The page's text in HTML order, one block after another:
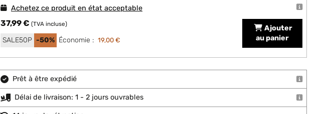
Achetez ce produit en état acceptable
37,99 € (TVA incluse)
SALE50P -50% Économie : 19,00 €
Ajouter
au panier
Prêt à être expédié
Délai de livraison: 1 - 2 jours ouvrables